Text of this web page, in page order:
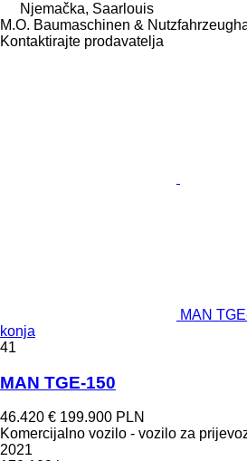
Njemačka, Saarlouis
M.O. Baumaschinen &
Kontaktirajte prodavatelja
MAN
konja
41
MAN TGE-150
46.420 € 199.900 PLN
Komercijalno vozilo - vozilo za
2021